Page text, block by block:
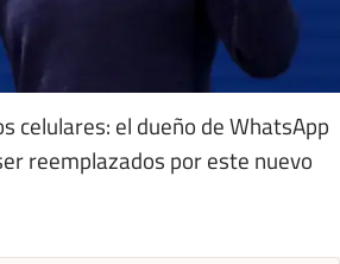
celulares: el dueño de WhatsApp
reemplazados por este nuevo